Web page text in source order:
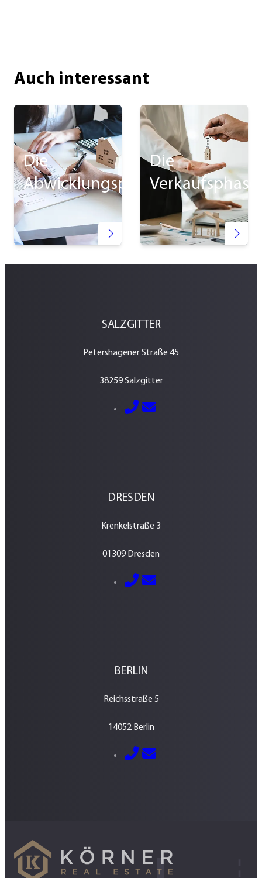
Auch interessant
Die
Abwicklungsphase
Die
Verkaufsphase
SALZGITTER
Petershagener Straße 45
38259 Salzgitter
05341 – 2884600
E-Mail senden
DRESDEN
Krenkelstraße 3
01309 Dresden
0351 – 213 037 70
E-Mail senden
BERLIN
Reichsstraße 5
14052 Berlin
030 – 700 800 760
E-Mail senden